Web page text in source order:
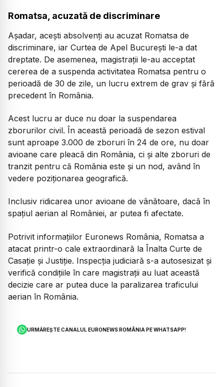
Romatsa, acuzată de discriminare
Așadar, acești absolvenți au acuzat Romatsa de
discriminare, iar Curtea de Apel București le-a dat
dreptate. De asemenea, magistrații le-au acceptat
cererea de a suspenda activitatea Romatsa pentru o
perioadă de 30 de zile, un lucru extrem de grav și fără
precedent în România.
Acest lucru ar duce nu doar la suspendarea
zborurilor civil. În această perioadă de sezon estival
sunt aproape 3.000 de zboruri în 24 de ore, nu doar
avioane care pleacă din România, ci și alte zboruri de
tranzit pentru că România este și un nod, având în
vedere poziționarea geografică.
Inclusiv ridicarea unor avioane de vânătoare, dacă în
spațiul aerian al României, ar putea fi afectate.
Potrivit informațiilor Euronews România, Romatsa a
atacat printr-o cale extraordinară la Înalta Curte de
Casație și Justiție. Inspecția judiciară s-a autosesizat și
verifică condițiile în care magistrații au luat această
decizie care ar putea duce la paralizarea traficului
aerian în România.
URMĂREȘTE CANALUL EURONEWS ROMÂNIA PE WHATSAPP!